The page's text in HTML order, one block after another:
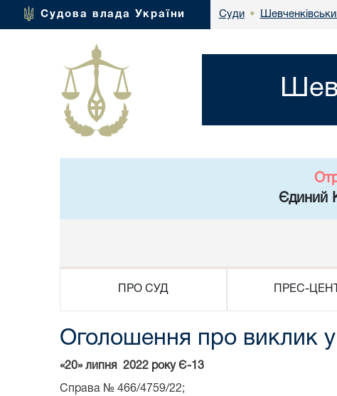
Судова влада України Суди •
Єдиний
ПРО СУД ПРЕС-
Оголошення про виклик
«20» липня 2022 року Є-13
Справа № 466/4759/22;